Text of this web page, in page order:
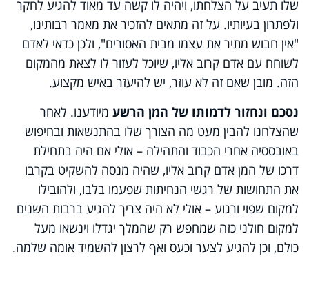
שלו תעיב על הצלחתו, ויהיה לו קשה עד מאוד להגיע לחקר
ולפתרון בעיותיו. על זה מתאים להזכיר את מאמר רבותינו,
"אין חבוש מתיר את עצמו מבית האסורים", ולכן כדאי לאדם
לשוחח עם אדם קרוב אליו, שיוכל לעזור לו לצאת מהמקום
הזה. מובן שאם זה לא עוזר, יש להיעזר באיש מקצוע.
נסכם ונחזור לדמותו של המן הרשע מיודענו. לאחר
שהצלחנו להבין מעט מה הצורך שלו בהתנשאות ובחיפוש
באובססיה אחרי הכבוד והתהילה – אולי אם היה בתחילת
דרכו של המן אדם קרוב אליו, שהיה מנסה להשקיט בקרבו
את התחושות של רגשי הנחיתות שפעמו בלבו, ולהובילו
למקום שפוי ורגוע – אולי לא היה צריך להגיע ברבות השנים
למקום חולני כזה שמחפש רק שהמלך יגדלו וינשאו מעל
כולם, וכן להגיע לצער וכעס ואף לרצון להשמיד אומה שלמה.